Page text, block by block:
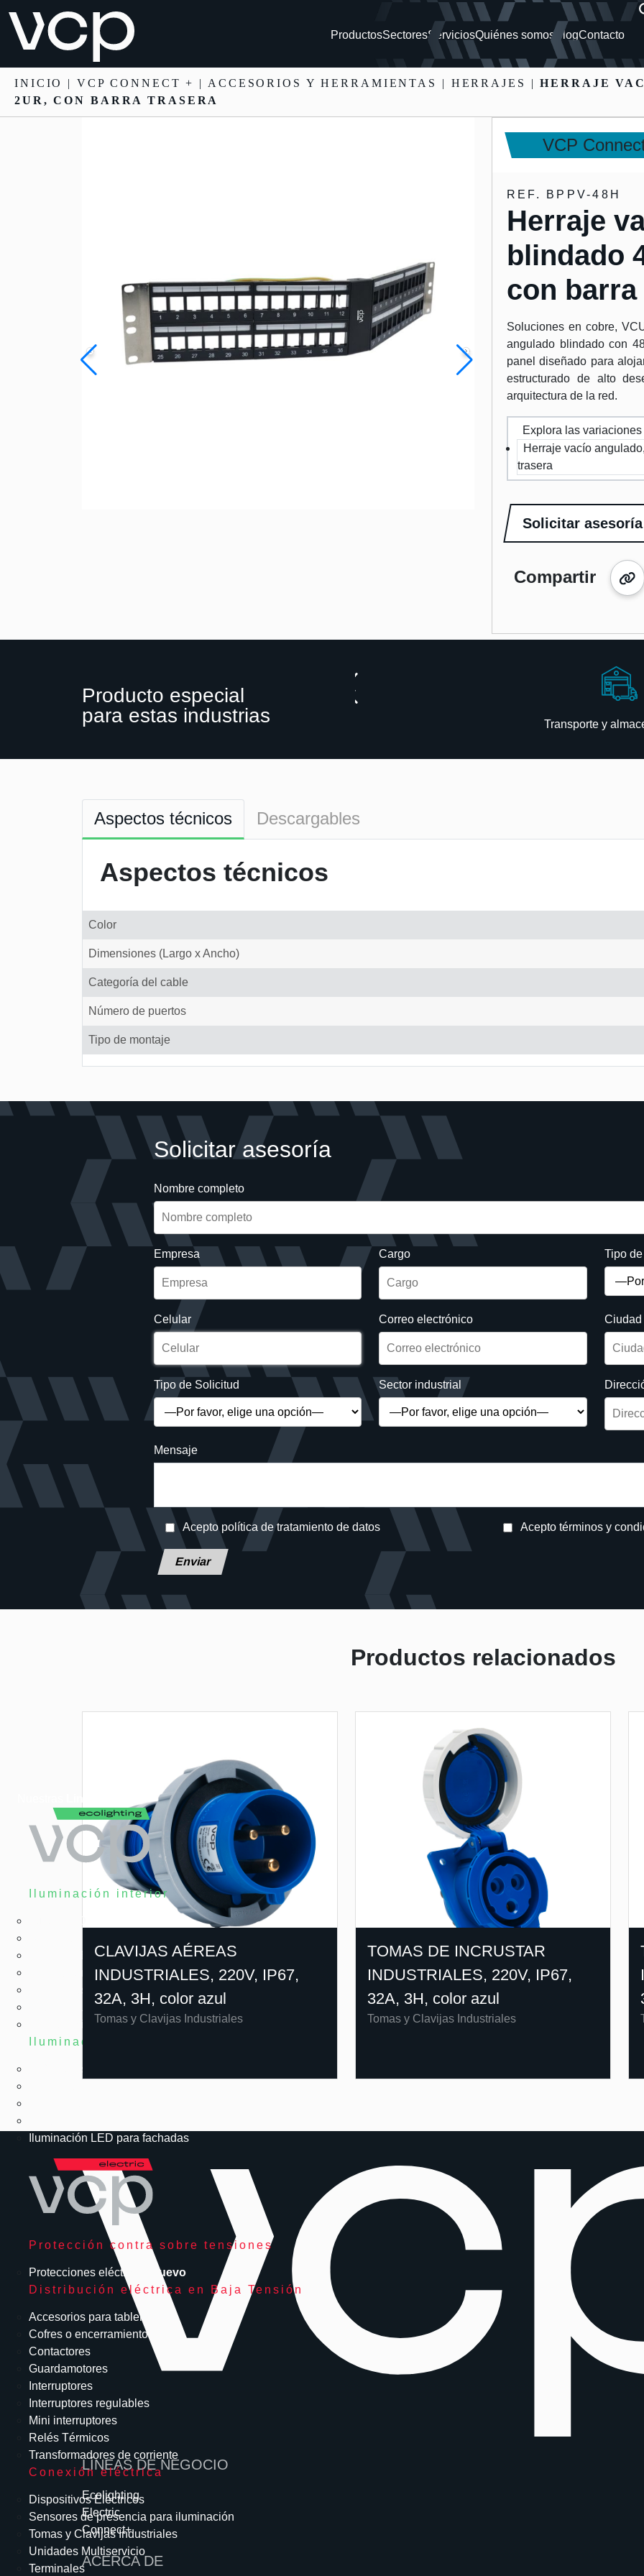
ProductosSectoresServiciosQuiénes somos BlogContacto
INICIO | VCP CONNECT + | ACCESORIOS Y HERRAMIENTAS | HERRAJES |HERRAJE
2UR, CON BARRA TRASERA
VCP
REF. BPPV-48H
Herraje
blindado
con
Soluciones en cobre,
angulado blindado con
panel diseñado para
estructurado de alto
arquitectura de la red.
Explora las variaciones
Herraje vacío
trasera
Solicitar asesoría
Compartir
Producto especial
para estas industrias
Transporte y
Aspectos técnicos Descargables
Aspectos técnicos
Color
Dimensiones (Largo x Ancho)
Categoría del cable
Número de puertos
Tipo de montaje
Solicitar asesoría
Nombre completo
Empresa Cargo Tipo
Celular Correo electrónico Ciudad
Tipo de Solicitud Sector industrial
Mensaje
Acepto política de tratamiento de datos Acepto términos y
Deja este campo en blanco, por favor.
Productos relacionados
CLAVIJAS AÉREAS
INDUSTRIALES, 220V, IP67,
32A, 3H, color azul
Tomas y Clavijas Industriales
TOMAS DE INCRUSTAR
INDUSTRIALES, 220V, IP67,
32A, 3H, color azul
Tomas y Clavijas Industriales
LÍNEAS DE NEGOCIO
Ecolighting
Electric
Connect+
ACERCA DE
Lineas
Iluminación interior
Paneles LED
Iluminación LED arquitectónica
Herméticas LED
High Bay LED
Emergencia LED
Iluminación exterior
Reflectores LED
Iluminación LED para fachadas
Protección contra sobre tensiones
Protecciones eléctricas
Nuevo
Distribución eléctrica en Baja Tensión
Accesorios para tableros
Cofres o encerramientos
Contactores
Guardamotores
Interruptores
Interruptores regulables
Mini interruptores
Relés Térmicos
Transformadores de corriente
Conexión eléctrica
Dispositivos Eléctricos
Sensores de presencia para iluminación
Tomas y Clavijas Industriales
Unidades Multiservicio
Terminales